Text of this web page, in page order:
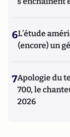
6L’étude
(encore) un
7Apologie du
700, le
2026